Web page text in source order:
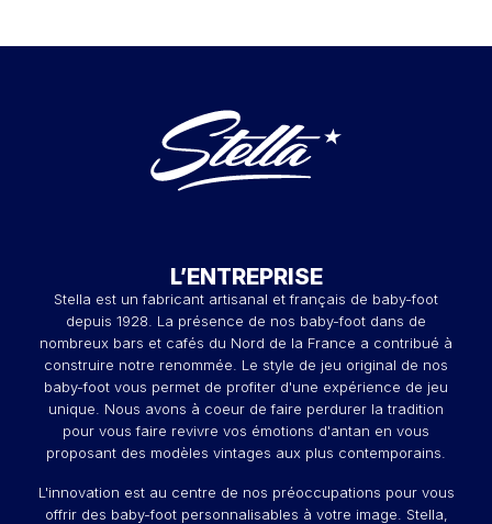
L’ENTREPRISE
Stella est un fabricant artisanal et français de baby-foot
depuis 1928. La présence de nos baby-foot dans de
nombreux bars et cafés du Nord de la France a contribué à
construire notre renommée. Le style de jeu original de nos
baby-foot vous permet de profiter d'une expérience de jeu
unique. Nous avons à coeur de faire perdurer la tradition
pour vous faire revivre vos émotions d'antan en vous
proposant des modèles vintages aux plus contemporains.
L'innovation est au centre de nos préoccupations pour vous
offrir des baby-foot personnalisables à votre image. Stella,